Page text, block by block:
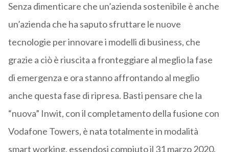
Senza dimenticare che un’azienda sostenibile è anche
un’azienda che ha saputo sfruttare le nuove
tecnologie per innovare i modelli di business, che
grazie a ciò è riuscita a fronteggiare al meglio la fase
di emergenza e ora stanno affrontando al meglio
anche questa fase di ripresa. Basti pensare che la
“nuova” Inwit, con il completamento della fusione con
Vodafone Towers, è nata totalmente in modalità
smart working, essendosi compiuto il 31 marzo 2020.